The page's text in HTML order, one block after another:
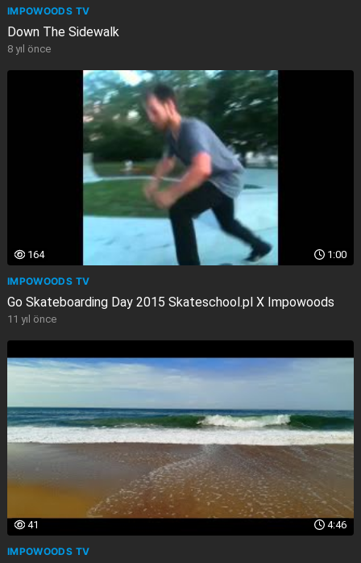
IMPOWOODS TV
Down The Sidewalk
8 yıl önce
1:00
164
IMPOWOODS TV
Go Skateboarding Day 2015 Skateschool.pl X Impowoods
11 yıl önce
4:46
41
IMPOWOODS TV